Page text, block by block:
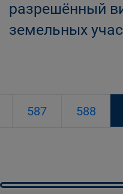
разрешённый
земельных
587 588